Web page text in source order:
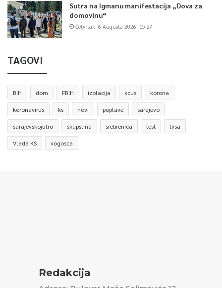
Sutra na Igmanu manifestacija „Dova za
domovinu“
Četvrtak, 6 Augusta 2026, 15:24
TAGOVI
BiH dom FBiH izolacija kcus korona
koronavirus ks novi poplave sarajevo
sarajevskojutro skupstina srebrenica test tvsa
Vlada KS vogosca
Redakcija